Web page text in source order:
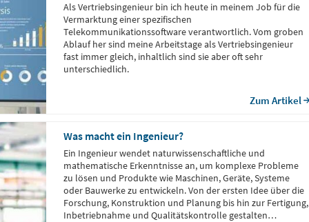
Als Vertriebsingenieur bin ich heute in meinem Job für die
Vermarktung einer spezifischen
Telekommunikationssoftware verantwortlich. Vom groben
Ablauf her sind meine Arbeitstage als Vertriebsingenieur
fast immer gleich, inhaltlich sind sie aber oft sehr
unterschiedlich.
Zum Artikel
Was macht ein Ingenieur?
Ein Ingenieur wendet naturwissenschaftliche und
mathematische Erkenntnisse an, um komplexe Probleme
zu lösen und Produkte wie Maschinen, Geräte, Systeme
oder Bauwerke zu entwickeln. Von der ersten Idee über die
Forschung, Konstruktion und Planung bis hin zur Fertigung,
Inbetriebnahme und Qualitätskontrolle gestalten